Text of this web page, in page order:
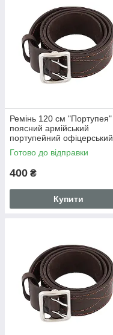
Ремінь 120 см "Портупея"
поясний армійський
портупейний офіцерський
ремінь пояс (шкіряний,
коричневий)
Готово до відправки
400 ₴
Купити